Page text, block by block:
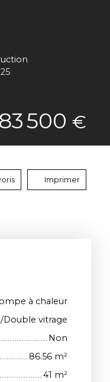
500 €
Imprimer
à chaleur
Double vitrage
Non
86.56 m²
41 m²